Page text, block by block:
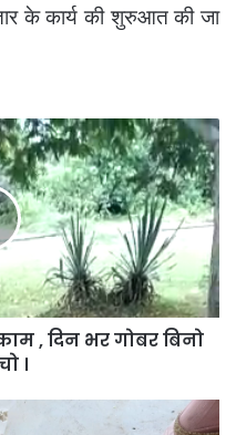
के कार्य की शुरुआत की जा
, दिन भर गोबर बिनो
।